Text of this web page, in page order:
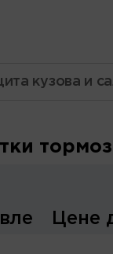
кузова и
Цене